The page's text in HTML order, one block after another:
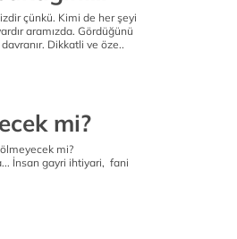
çünkü. Kimi de her şeyi
aramızda. Gördüğünü
Dikkatli ve öze..
mi?
mi?
İnsan gayri ihtiyari, fani